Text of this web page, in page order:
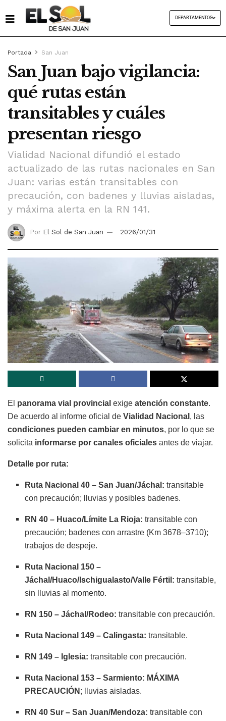
DEPARTAMENTOS
Portada San Juan
San Juan bajo vigilancia:
qué rutas están
transitables y cuáles
presentan riesgo
Vialidad Nacional difundió el estado
actualizado de las rutas nacionales en San
Juan: varias están transitables con
precaución, con badenes y lluvias aisladas,
y máxima alerta en la RN 141.
Por El Sol de San Juan 2026/01/31
El panorama vial provincial exige atención constante.
De acuerdo al informe oficial de Vialidad Nacional , las
condiciones pueden cambiar en minutos, por lo que se
solicita informarse por canales oficiales antes de viajar.
Detalle por ruta:
Ruta Nacional 40 – San Juan/Jáchal: transitable
con precaución; lluvias y posibles badenes.
RN 40 – Huaco/Límite La Rioja: transitable con
precaución; badenes con arrastre (Km 3678–3710);
trabajos de despeje.
Ruta Nacional 150 –
Jáchal/Huaco/Ischigualasto/Valle Fértil: transitable,
sin lluvias al momento.
RN 150 – Jáchal/Rodeo: transitable con precaución.
Ruta Nacional 149 – Calingasta: transitable.
RN 149 – Iglesia: transitable con precaución.
Ruta Nacional 153 – Sarmiento: MÁXIMA
PRECAUCIÓN ; lluvias aisladas.
RN 40 Sur – San Juan/Mendoza: transitable con